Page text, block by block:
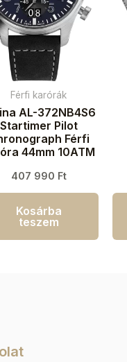
Férfi karórák
AL-372NB4S6
Startimer Pilot
Férfi
44mm 10ATM
407 990 Ft
Kosárba
teszem